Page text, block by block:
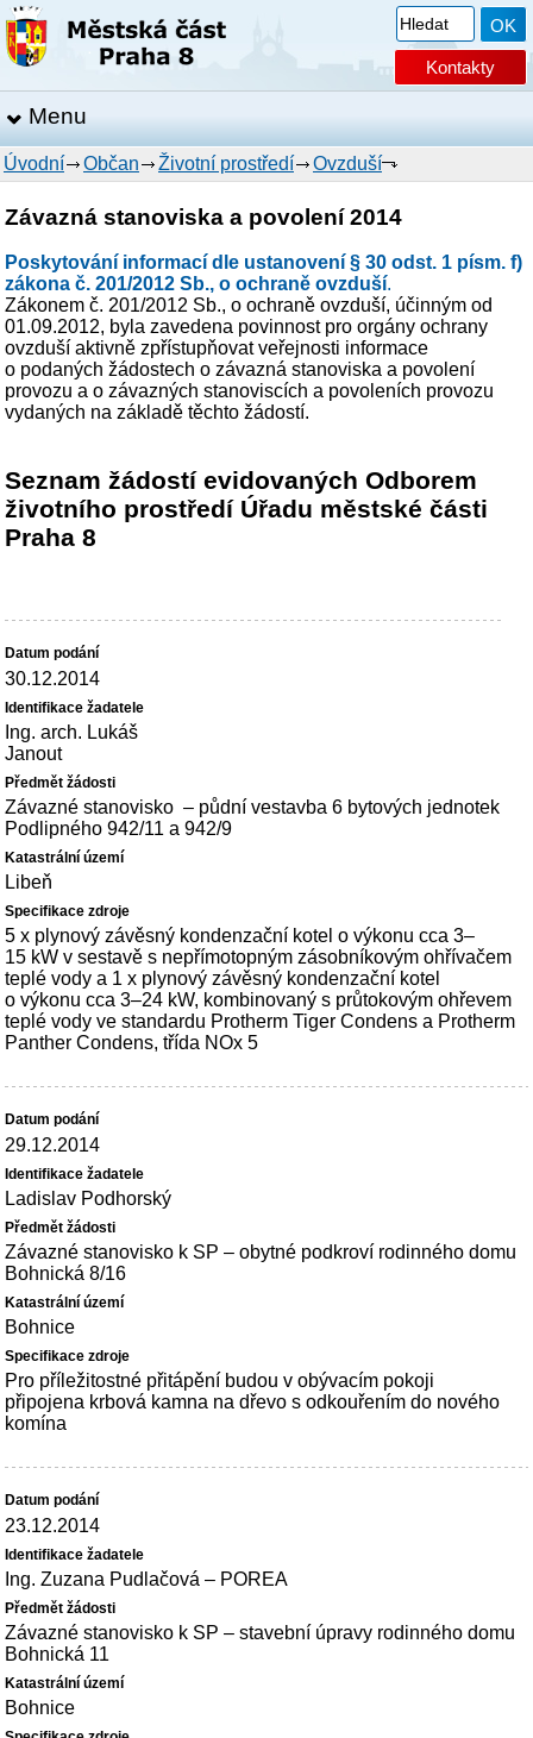
Kontakty
Menu
Úvodní Občan Životní prostředí Ovzduší
Závazná stanoviska a povolení 2014
Poskytování informací dle ustanovení § 30 odst. 1 písm. f)
zákona č. 201/2012 Sb., o ochraně ovzduší.
Zákonem č. 201/2012 Sb., o ochraně ovzduší, účinným od
01.09.2012, byla zavedena povinnost pro orgány ochrany
ovzduší aktivně zpřístupňovat veřejnosti informace
o podaných žádostech o závazná stanoviska a povolení
provozu a o závazných stanoviscích a povoleních provozu
vydaných na základě těchto žádostí.
Seznam žádostí evidovaných Odborem
životního prostředí Úřadu městské části
Praha 8
30.12.2014
Ing. arch. Lukáš
Janout
Závazné stanovisko – půdní vestavba 6 bytových jednotek
Podlipného 942/11 a 942/9
Libeň
5 x plynový závěsný kondenzační kotel o výkonu cca 3–
15 kW v sestavě s nepřímotopným zásobníkovým ohřívačem
teplé vody a 1 x plynový závěsný kondenzační kotel
o výkonu cca 3–24 kW, kombinovaný s průtokovým ohřevem
teplé vody ve standardu Protherm Tiger Condens a Protherm
Panther Condens, třída NOx 5
29.12.2014
Ladislav Podhorský
Závazné stanovisko k SP – obytné podkroví rodinného domu
Bohnická 8/16
Bohnice
Pro příležitostné přitápění budou v obývacím pokoji
připojena krbová kamna na dřevo s odkouřením do nového
komína
23.12.2014
Ing. Zuzana Pudlačová – POREA
Závazné stanovisko k SP – stavební úpravy rodinného domu
Bohnická 11
Bohnice